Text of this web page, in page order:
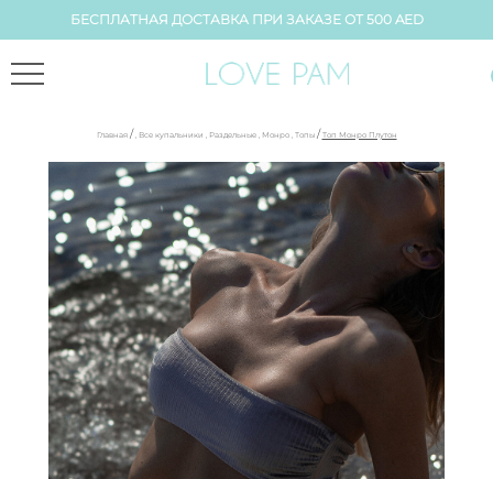
БЕСПЛАТНАЯ ДОСТАВКА ПРИ ЗАКАЗЕ ОТ 500 AED
Главная / , Все купальники , Раздельные, Монро, Топы / Топ Монро Плутон